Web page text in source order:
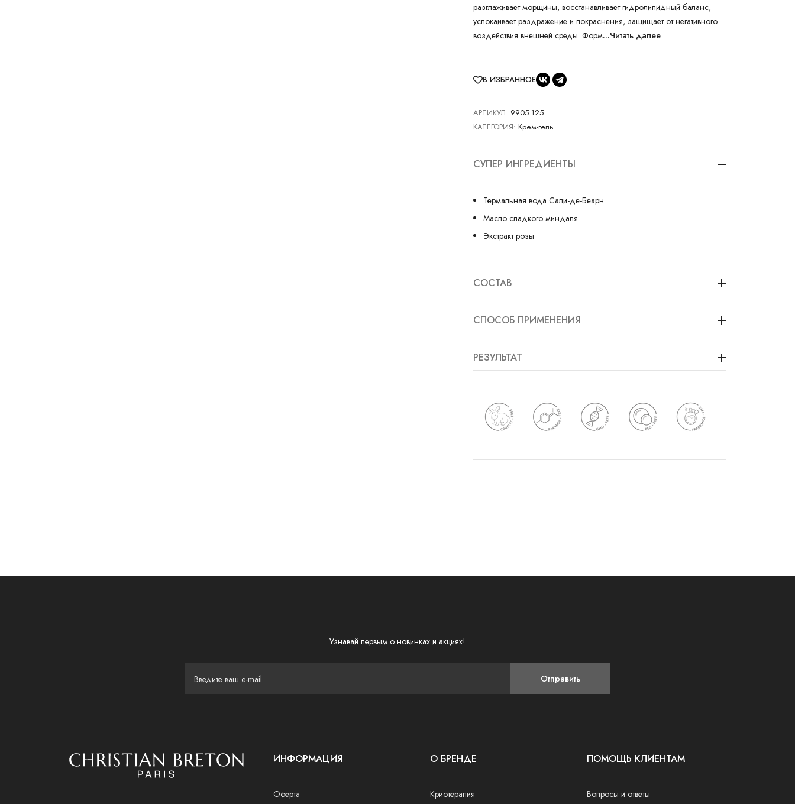
разглаживает морщины, восстанавливает гидролипидный баланс,
успокаивает раздражение и покраснения, защищает от негативного
воздействия внешней среды. Форм...Читать далее
В ИЗБРАННОЕ
АРТИКУЛ: 9905.125
КАТЕГОРИЯ: Крем-гель
СУПЕР ИНГРЕДИЕНТЫ
Термальная вода Сали-де-Беарн
Масло сладкого миндаля
Экстракт розы
СОСТАВ
СПОСОБ ПРИМЕНЕНИЯ
РЕЗУЛЬТАТ
Узнавай первым о новинках и акциях!
Отправить
ИНФОРМАЦИЯ
Оферта
О БРЕНДЕ
Криотерапия
ПОМОЩЬ КЛИЕНТАМ
Вопросы и ответы